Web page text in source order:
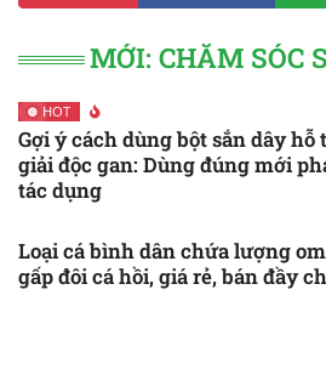
MỚI: CHĂM SÓC
HOT
Gợi ý cách dùng bột sắn dây hỗ
giải độc gan: Dùng đúng mới
tác dụng
Loại cá bình dân chứa lượng
gấp đôi cá hồi, giá rẻ, bán đầy